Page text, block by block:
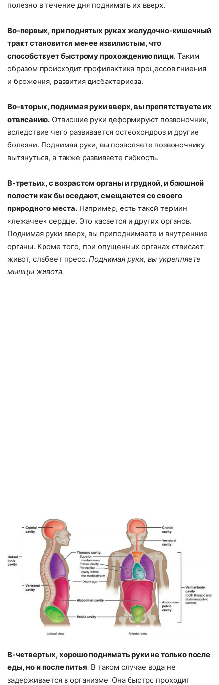
полезно в течение дня поднимать их вверх.
Во-первых, при поднятых руках желудочно-кишечный
тракт становится менее извилистым, что
способствует быстрому прохождению пищи. Таким
образом происходит профилактика процессов гниения
и брожения, развития дисбактериоза.
Во-вторых, поднимая руки вверх, вы препятствуете их
отвисанию. Отвисшие руки деформируют позвоночник,
вследствие чего развивается остеохондроз и другие
болезни. Поднимая руки, вы позволяете позвоночнику
вытянуться, а также развиваете гибкость.
В-третьих, с возрастом органы и грудной, и брюшной
полости как бы оседают, смещаются со своего
природного места. Например, есть такой термин
«лежачее» сердце. Это касается и других органов.
Поднимая руки вверх, вы приподнимаете и внутренние
органы. Кроме того, при опущенных органах отвисает
живот, слабеет пресс. Поднимая руки, вы укрепляете
мышцы живота.
В-четвертых, хорошо поднимать руки не только после
еды, но и после питья. В таком случае вода не
задерживается в организме. Она быстро проходит